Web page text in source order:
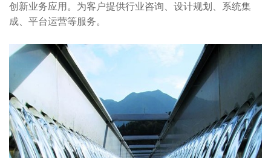
创新业务应用。为客户提供行业咨询、设计规划、系统集
成、平台运营等服务。